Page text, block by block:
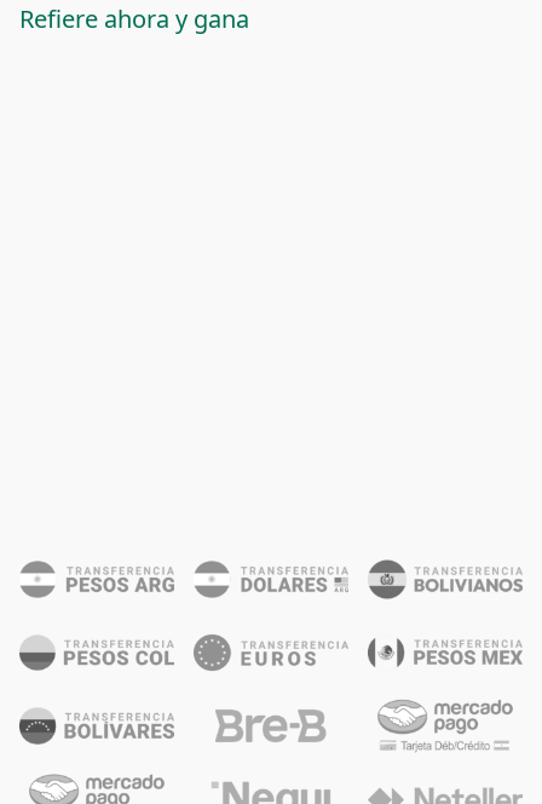
Refiere ahora y gana